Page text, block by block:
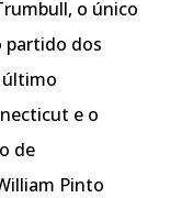
o único
partido dos
último
e o
de
Pinto